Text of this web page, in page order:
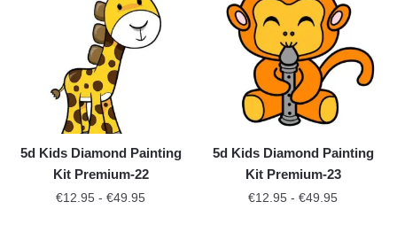
5d Kids Diamond Painting
Kit Premium-22
€12.95 - €49.95
5d Kids Diamond Painting
Kit Premium-23
€12.95 - €49.95